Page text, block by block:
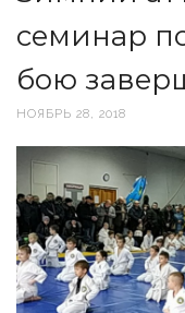
семинар
бою
НОЯБРЬ 28, 2018